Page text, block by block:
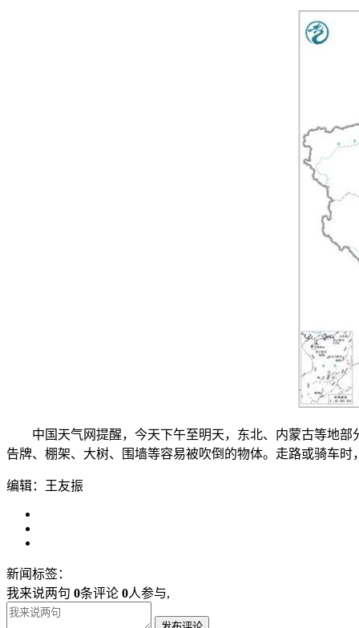
中国天气网提醒，今天下午至明天，东北、内蒙古等地部
告牌、棚架、大树、围墙等容易被吹倒的物体。走路或骑车
编辑：王友振
新闻标签：
我来说两句 0条评论 0人参与,